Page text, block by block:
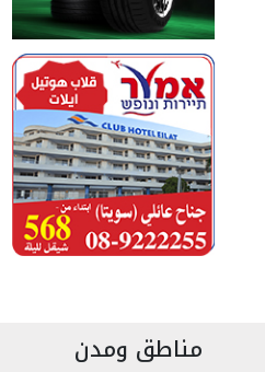
مناطق ومدن